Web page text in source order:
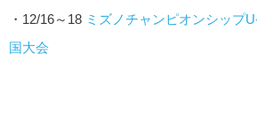
・12/16～18 ミズノチャンピオンシップ
国大会